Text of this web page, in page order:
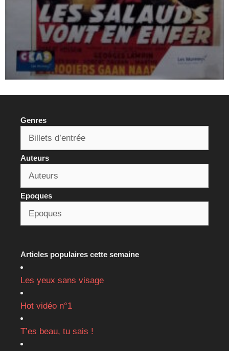
Genres
Auteurs
Epoques
Articles populaires cette semaine
Les yeux sans visage
Hot vidéo n°1
T’es beau, tu sais !